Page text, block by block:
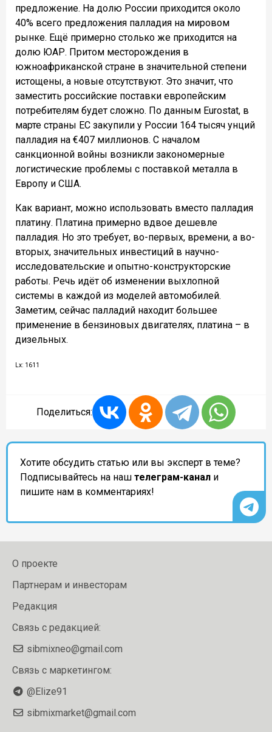
предложение. На долю России приходится около
40% всего предложения палладия на мировом
рынке. Ещё примерно столько же приходится на
долю ЮАР. Притом месторождения в
южноафриканской стране в значительной степени
истощены, а новые отсутствуют. Это значит, что
заместить российские поставки европейским
потребителям будет сложно. По данным Eurostat, в
марте страны ЕС закупили у России 164 тысяч унций
палладия на €407 миллионов. С началом
санкционной войны возникли закономерные
логистические проблемы с поставкой металла в
Европу и США.
Как вариант, можно использовать вместо палладия
платину. Платина примерно вдвое дешевле
палладия. Но это требует, во-первых, времени, а во-
вторых, значительных инвестиций в научно-
исследовательские и опытно-конструкторские
работы. Речь идёт об изменении выхлопной
системы в каждой из моделей автомобилей.
Заметим, сейчас палладий находит большее
применение в бензиновых двигателях, платина – в
дизельных.
Lx: 1611
Поделиться:
Хотите обсудить статью или вы эксперт в теме?
Подписывайтесь на наш телеграм-канал и
пишите нам в комментариях!
О проекте
Партнерам и инвесторам
Редакция
Связь с редакцией:
sibmixneo@gmail.com
Связь с маркетингом:
@Elize91
sibmixmarket@gmail.com